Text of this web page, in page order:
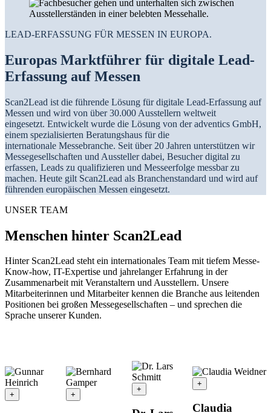
LEAD-ERFASSUNG FÜR MESSEN IN EUROPA.
Europas Marktführer für digitale Lead-
Erfassung auf Messen
Scan2Lead ist die führende Lösung für digitale Lead-Erfassung auf
Messen und wird von über 30.000 Ausstellern weltweit
eingesetzt. Entwickelt wurde die Lösung von der adventics GmbH,
einem spezialisierten Beratungshaus für die
internationale Messebranche. Seit über 20 Jahren unterstützen wir
Messegesellschaften und Aussteller dabei, Besucher digital zu
erfassen, Leads zu qualifizieren und Messeerfolge messbar zu
machen. Heute gilt Scan2Lead als Branchenstandard und wird auf
führenden europäischen Messen eingesetzt.
UNSER TEAM
Menschen hinter Scan2Lead
Hinter Scan2Lead steht ein internationales Team mit tiefem Messe-
Know-how, IT-Expertise und jahrelanger Erfahrung in der
Zusammenarbeit mit Veranstaltern und Ausstellern. Unsere
Mitarbeiterinnen und Mitarbeiter kennen die Branche aus leitenden
Positionen bei großen Messegesellschaften – und sprechen die
Sprache unserer Kunden.
+ +
+
+
Claudia